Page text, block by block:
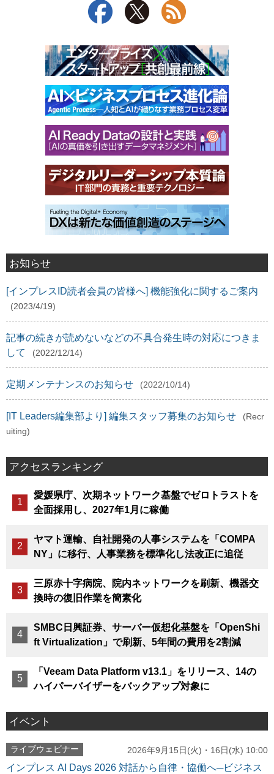
お知らせ
[インプレスID読者会員の皆様へ] 機能強化に関するご案内
(2023/4/19)
記事の続きが読めないなどの不具合発生時の対応につきま
して
(2022/12/14)
定期メンテナンスのお知らせ (2022/10/14)
[IT Leaders編集部より] 編集スタッフ募集のお知らせ
(Recr
uiting)
アクセスランキング
愛媛県庁、次期ネットワーク基盤でゼロトラストを
全面採用し、2027年1月に稼働
ヤマト運輸、自社開発の人事システムを「COMPA
NY」に移行、人事業務を標準化し法改正に追従
三原赤十字病院、院内ネットワークを刷新、機器交
換時の復旧作業を簡素化
SMBC日興証券、サーバー仮想化基盤を「OpenShi
ft Virtualization」で刷新、5年間の費用を2割減
「Veeam Data Platform v13.1」をリリース、14の
ハイパーバイザーをバックアップ対象に
イベント
ライブウェビナー 2026年9月15日(火)・16日(水) 10:00
インプレス AI Days 2026 対話から自律・協働へ─ビジネス